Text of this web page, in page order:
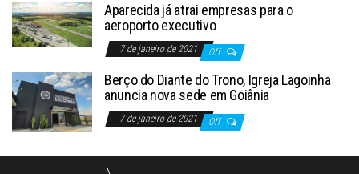
Aparecida já atrai empresas para o
aeroporto executivo
7 de janeiro de 2021 Off
Berço do Diante do Trono, Igreja Lagoinha
anuncia nova sede em Goiânia
7 de janeiro de 2021 Off